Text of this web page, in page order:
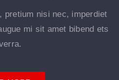
pretium nisi nec, imperdiet
mi sit amet bibend ets